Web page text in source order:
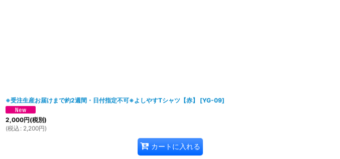
※受注生産お届けまで約2週間・日付指定不可※よしやすTシャツ【赤】 [YG-09]
2,000円(税別)
(税込 : 2,200円)
カートに入れる